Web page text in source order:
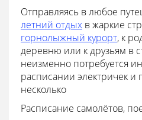
Отправляясь в любое
летний отдых в жаркие
горнолыжный курорт, к
деревню или к друзьям в
неизменно потребуется
расписании электричек и
несколько
Расписание самолётов,